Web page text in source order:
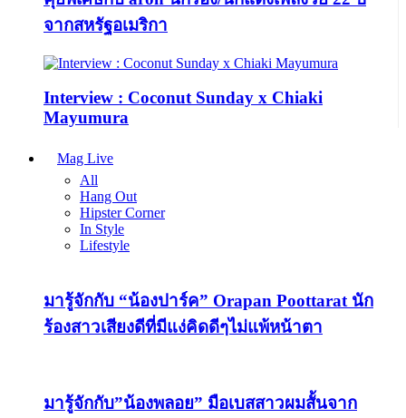
จากสหรัฐอเมริกา
Interview : Coconut Sunday x Chiaki
Mayumura
Mag Live
All
Hang Out
Hipster Corner
In Style
Lifestyle
มารู้จักกับ “น้องปาร์ค” Orapan Poottarat นัก
ร้องสาวเสียงดีที่มีแง่คิดดีๆไม่แพ้หน้าตา
มารู้จักกับ”น้องพลอย” มือเบสสาวผมสั้นจาก